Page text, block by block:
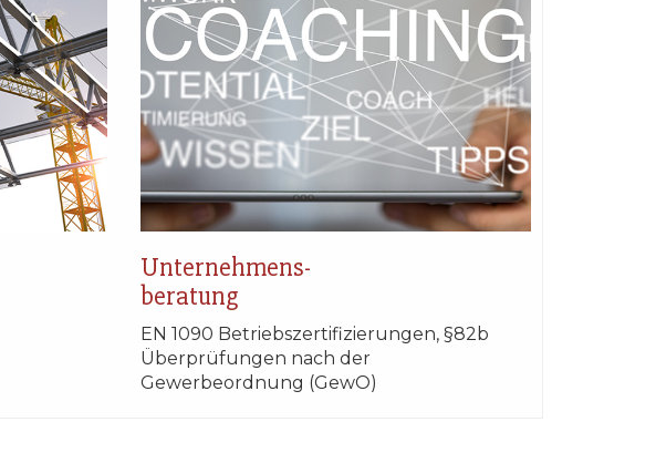
Unternehmens-
beratung
EN 1090 Betriebszertifizierungen, §82b
Überprüfungen nach der
Gewerbeordnung (GewO)